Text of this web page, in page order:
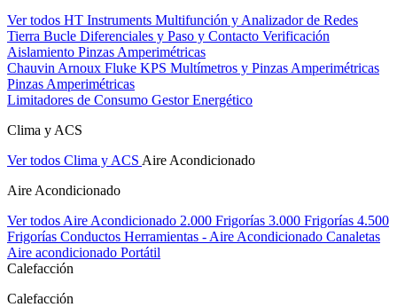
Ver todos HT Instruments Multifunción y Analizador de Redes
Tierra Bucle Diferenciales y Paso y Contacto Verificación
Aislamiento Pinzas Amperimétricas
Chauvin Arnoux Fluke KPS Multímetros y Pinzas Amperimétricas
Pinzas Amperimétricas
Limitadores de Consumo Gestor Energético
Clima y ACS
Ver todos Clima y ACS Aire Acondicionado
Aire Acondicionado
Ver todos Aire Acondicionado 2.000 Frigorías 3.000 Frigorías 4.500
Frigorías Conductos Herramientas - Aire Acondicionado Canaletas
Aire acondicionado Portátil
Calefacción
Calefacción